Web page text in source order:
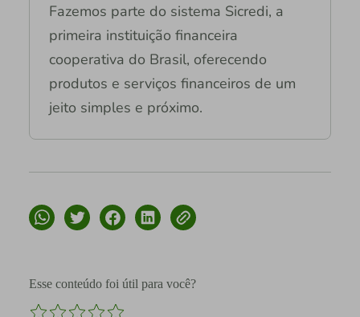
Fazemos parte do sistema Sicredi, a
primeira instituição financeira
cooperativa do Brasil, oferecendo
produtos e serviços financeiros de um
jeito simples e próximo.
Esse conteúdo foi útil para você?